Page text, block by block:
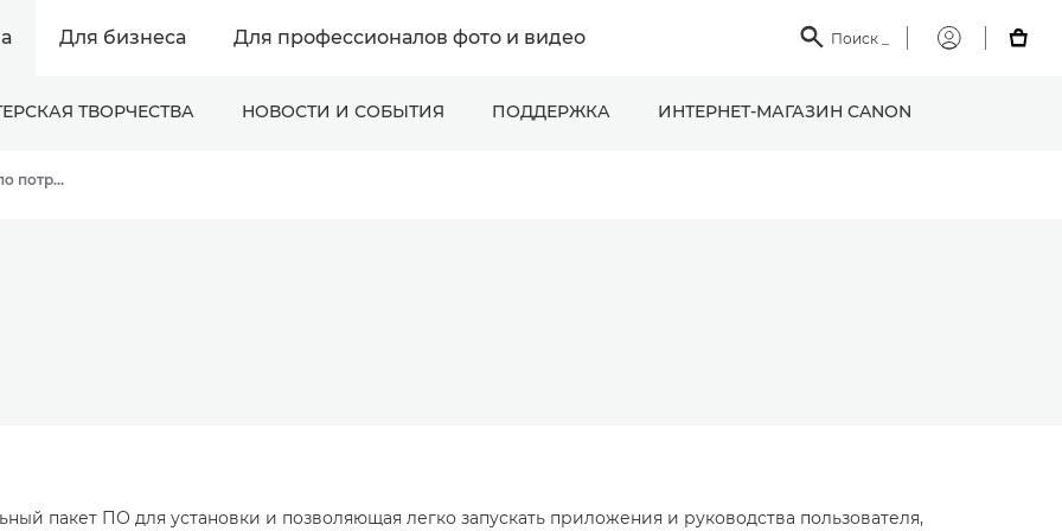
Для бизнеса Для профессионалов фото и видео  Поиск
Мой

ТВОРЧЕСТВА НОВОСТИ И СОБЫТИЯ ПОДДЕРЖКА ИНТЕРНЕТ-МАГАЗИН CANON
Онлайн-поддержка по потребительской продукции
пакет ПО для установки и позволяющая легко запускать приложения и руководства пользователя,